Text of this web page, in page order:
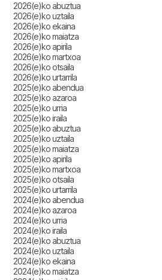
2026(e)ko abuztua
2026(e)ko uztaila
2026(e)ko ekaina
2026(e)ko maiatza
2026(e)ko apirila
2026(e)ko martxoa
2026(e)ko otsaila
2026(e)ko urtarrila
2025(e)ko abendua
2025(e)ko azaroa
2025(e)ko urria
2025(e)ko iraila
2025(e)ko abuztua
2025(e)ko uztaila
2025(e)ko maiatza
2025(e)ko apirila
2025(e)ko martxoa
2025(e)ko otsaila
2025(e)ko urtarrila
2024(e)ko abendua
2024(e)ko azaroa
2024(e)ko urria
2024(e)ko iraila
2024(e)ko abuztua
2024(e)ko uztaila
2024(e)ko ekaina
2024(e)ko maiatza